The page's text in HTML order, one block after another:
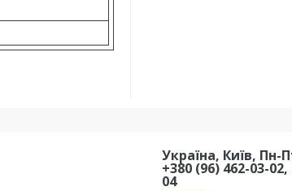
Україна, Київ, Пн-
+380 (96) 462-03-
04